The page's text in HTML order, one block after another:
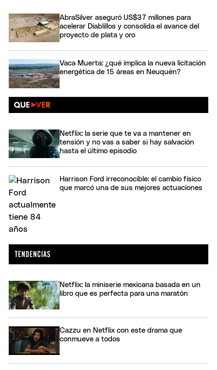
AbraSilver aseguró US$37 millones para
acelerar Diablillos y consolida el avance del
proyecto de plata y oro
Vaca Muerta: ¿qué implica la nueva licitación
energética de 15 áreas en Neuquén?
Netflix: la serie que te va a mantener en
tensión y no vas a saber si hay salvación
hasta el último episodio
Harrison Ford irreconocible: el cambio físico
que marcó una de sus mejores actuaciones
Netflix: la miniserie mexicana basada en un
libro que es perfecta para una maratón
Cazzu en Netflix con este drama que
conmueve a todos